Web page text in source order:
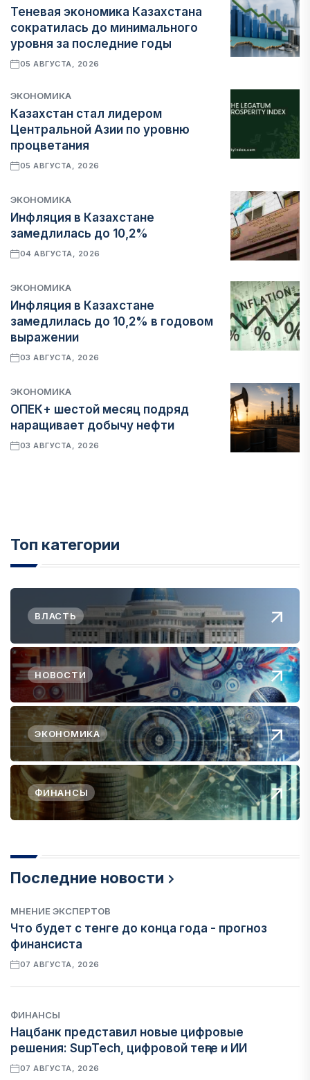
Теневая экономика Казахстана
сократилась до минимального
уровня за последние годы
05 АВГУСТА, 2026
ЭКОНОМИКА
Казахстан стал лидером
Центральной Азии по уровню
процветания
05 АВГУСТА, 2026
ЭКОНОМИКА
Инфляция в Казахстане
замедлилась до 10,2%
04 АВГУСТА, 2026
ЭКОНОМИКА
Инфляция в Казахстане
замедлилась до 10,2% в годовом
выражении
03 АВГУСТА, 2026
ЭКОНОМИКА
ОПЕК+ шестой месяц подряд
наращивает добычу нефти
03 АВГУСТА, 2026
Топ категории
ВЛАСТЬ
НОВОСТИ
ЭКОНОМИКА
ФИНАНСЫ
Последние новости
МНЕНИЕ ЭКСПЕРТОВ
Что будет с тенге до конца года - прогноз
финансиста
07 АВГУСТА, 2026
ФИНАНСЫ
Нацбанк представил новые цифровые
решения: SupTech, цифровой теңге и ИИ
07 АВГУСТА, 2026